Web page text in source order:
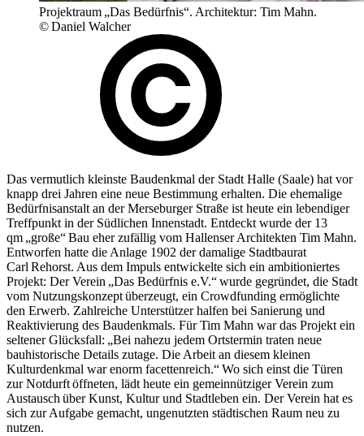
Projektraum „Das Bedürfnis“. Architektur: Tim Mahn.
© Daniel Walcher
Das vermutlich kleinste Baudenkmal der Stadt Halle (Saale) hat vor
knapp drei Jahren eine neue Bestimmung erhalten. Die ehemalige
Bedürfnisanstalt an der Merseburger Straße ist heute ein lebendiger
Treffpunkt in der Südlichen Innenstadt. Entdeckt wurde der 13
qm „große“ Bau eher zufällig vom Hallenser Architekten Tim Mahn.
Entworfen hatte die Anlage 1902 der damalige Stadtbaurat
Carl Rehorst. Aus dem Impuls entwickelte sich ein ambitioniertes
Projekt: Der Verein „Das Bedürfnis e.V.“ wurde gegründet, die Stadt
vom Nutzungskonzept überzeugt, ein Crowdfunding ermöglichte
den Erwerb. Zahlreiche Unterstützer halfen bei Sanierung und
Reaktivierung des Baudenkmals. Für Tim Mahn war das Projekt ein
seltener Glücksfall: „Bei nahezu jedem Ortstermin traten neue
bauhistorische Details zutage. Die Arbeit an diesem kleinen
Kulturdenkmal war enorm facettenreich.“ Wo sich einst die Türen
zur Notdurft öffneten, lädt heute ein gemeinnütziger Verein zum
Austausch über Kunst, Kultur und Stadtleben ein. Der Verein hat es
sich zur Aufgabe gemacht, ungenutzten städtischen Raum neu zu
nutzen.